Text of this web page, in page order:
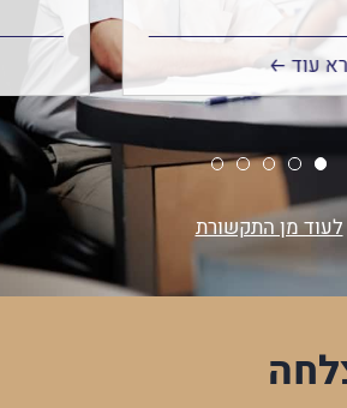
קרא עוד
ממי
שפיר
לאומי:
מדוע
נקבעו
לגינקולוג
אחוזי
לעוד מן התקשורת